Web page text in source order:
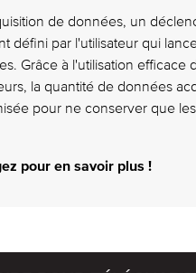
de données, un
défini par l'utilisateur qui
Grâce à l'utilisation efficace
la quantité de données
pour ne conserver que
pour en savoir plus !